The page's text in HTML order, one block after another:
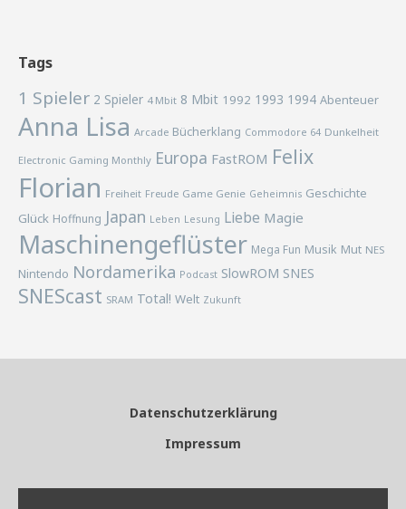
Tags
1 Spieler 2 Spieler 4 Mbit 8 Mbit 1992 1993 1994 Abenteuer
Anna Lisa Arcade Bücherklang Commodore 64 Dunkelheit
Electronic Gaming Monthly Europa FastROM Felix
Florian Freiheit Freude Game Genie Geheimnis Geschichte
Glück Hoffnung Japan Leben Lesung Liebe Magie
Maschinengeflüster Mega Fun Musik Mut NES
Nintendo Nordamerika Podcast SlowROM SNES
SNEScast SRAM Total! Welt Zukunft
Datenschutzerklärung
Impressum